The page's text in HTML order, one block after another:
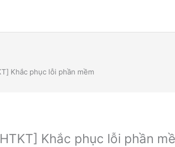
Khắc phục lỗi phần mềm
Khắc phục lỗi phần